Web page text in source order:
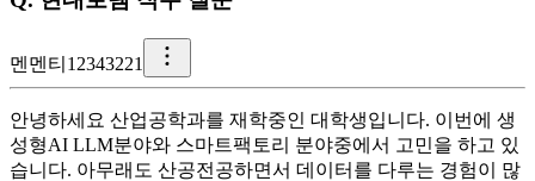
멘 멘티12343221
안녕하세요 산업공학과를 재학중인 대학생입니다. 이번에 생
성형AI LLM분야와 스마트팩토리 분야중에서 고민을 하고 있
습니다. 아무래도 산공전공하면서 데이터를 다루는 경험이 많